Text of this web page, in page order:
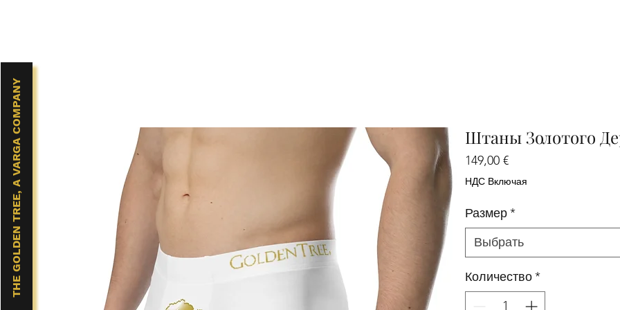
Штаны Золотого
149,00 €Цена
НДС Включая
Размер*
Выбрать
Количество*
THE GOLDEN TREE, A VARGA COMPANY